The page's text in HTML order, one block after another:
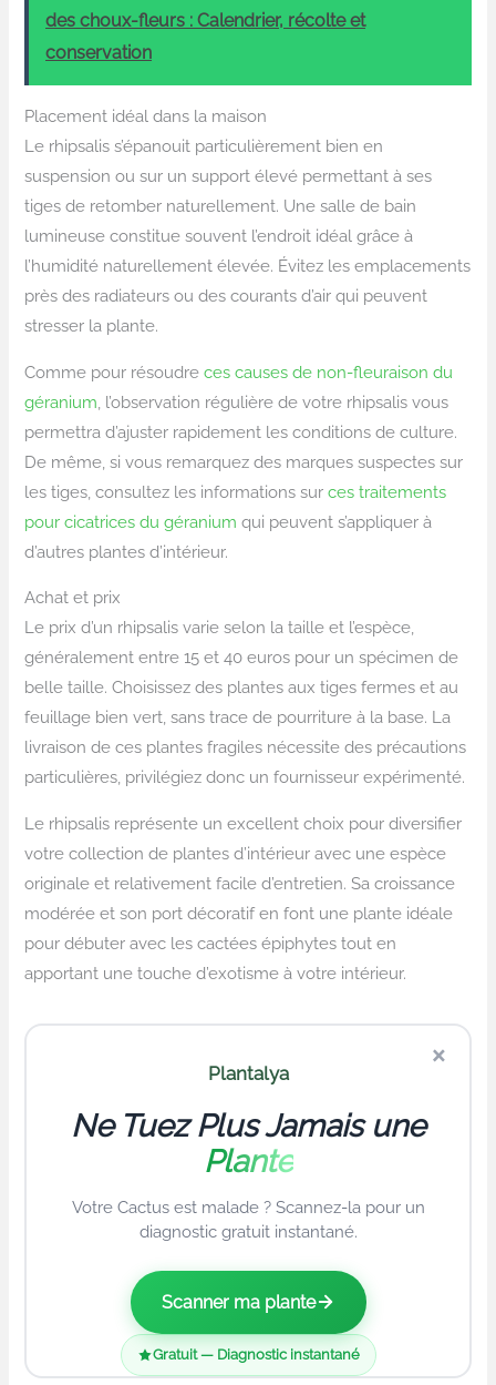
des choux-fleurs : Calendrier, récolte et
conservation
Placement idéal dans la maison
Le rhipsalis s’épanouit particulièrement bien en
suspension ou sur un support élevé permettant à ses
tiges de retomber naturellement. Une salle de bain
lumineuse constitue souvent l’endroit idéal grâce à
l’humidité naturellement élevée. Évitez les emplacements
près des radiateurs ou des courants d’air qui peuvent
stresser la plante.
Comme pour résoudreces causes de non-fleuraison du
géranium , l’observation régulière de votre rhipsalis vous
permettra d’ajuster rapidement les conditions de culture.
De même, si vous remarquez des marques suspectes sur
les tiges, consultez les informations surces traitements
pour cicatrices du géranium qui peuvent s’appliquer à
d’autres plantes d’intérieur.
Achat et prix
Le prix d’un rhipsalis varie selon la taille et l’espèce,
généralement entre 15 et 40 euros pour un spécimen de
belle taille. Choisissez des plantes aux tiges fermes et au
feuillage bien vert, sans trace de pourriture à la base. La
livraison de ces plantes fragiles nécessite des précautions
particulières, privilégiez donc un fournisseur expérimenté.
Le rhipsalis représente un excellent choix pour diversifier
votre collection de plantes d’intérieur avec une espèce
originale et relativement facile d’entretien. Sa croissance
modérée et son port décoratif en font une plante idéale
pour débuter avec les cactées épiphytes tout en
apportant une touche d’exotisme à votre intérieur.
×
Plantalya
Ne Tuez Plus Jamais une
Plante
Votre Cactus est malade ? Scannez-la pour un
diagnostic gratuit instantané.
Scanner ma plante
Gratuit — Diagnostic instantané